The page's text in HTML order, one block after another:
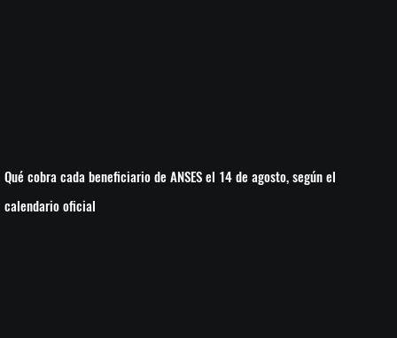
Qué cobra cada beneficiario de ANSES el 14 de agosto, según el
calendario oficial